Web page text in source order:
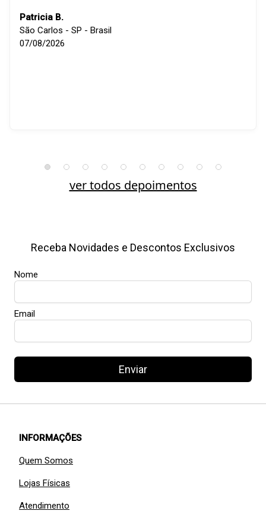
Patricia B.
São Carlos - SP - Brasil
07/08/2026
ver todos depoimentos
Receba Novidades e Descontos Exclusivos
Nome
Email
Enviar
INFORMAÇÕES
Quem Somos
Lojas Físicas
Atendimento